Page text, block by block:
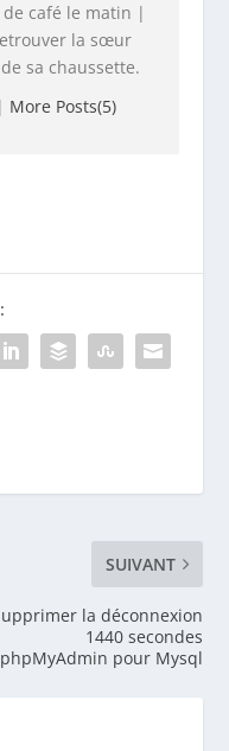
café le matin |
la sœur
sa chaussette.
| More Posts(5)
SUIVANT
la déconnexion
1440 secondes
phpMyAdmin pour Mysql